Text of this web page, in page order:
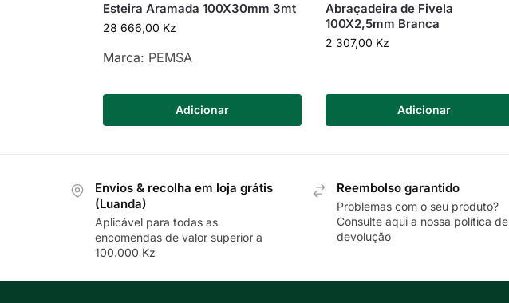
Esteira Aramada 100X30mm 3mt
28 666,00 Kz
Marca: PEMSA
Adicionar
Abraçadeira de Fivela
100X2,5mm Branca
2 307,00 Kz
Adicionar
Envios & recolha em loja grátis
(Luanda)
Aplicável para todas as
encomendas de valor superior a
100.000 Kz
Reembolso garantido
Problemas com o seu produto?
Consulte aquia nossa política de
devolução